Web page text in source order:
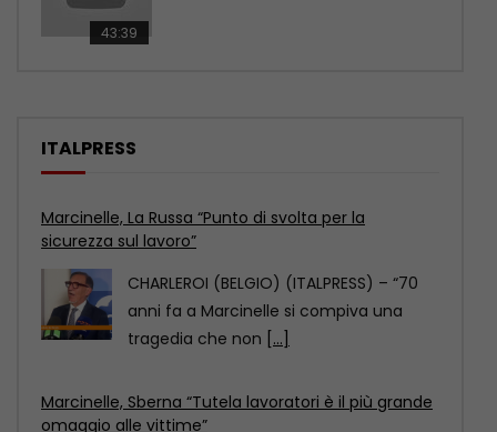
43:39
ITALPRESS
Marcinelle, Sberna “Tutela lavoratori è il più grande
omaggio alle vittime”
CHARLEROI (BELGIO) (ITALPRESS) – “L’8
agosto 2026, a 70 anni dalla tragedia di
Marcinelle, viene [...]
Marcinelle, Calderone “Il lavoro deve essere più
sicuro”